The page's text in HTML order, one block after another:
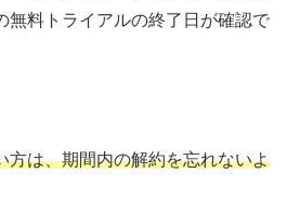
無料トライアルの終了日が確認で
方は、期間内の解約を忘れないよ